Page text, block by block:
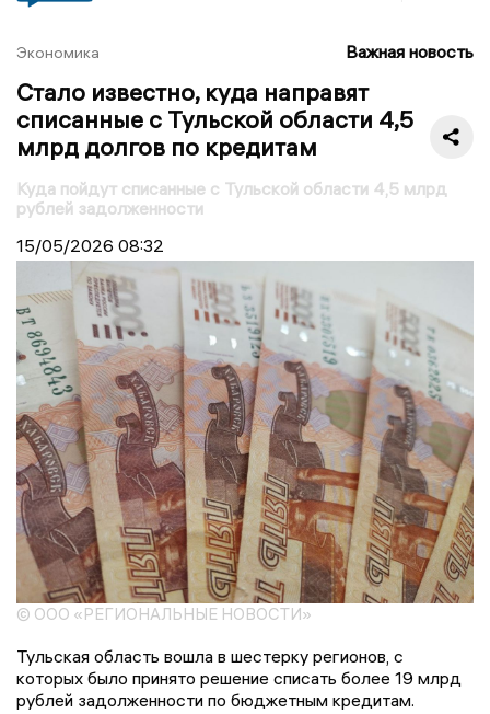
Экономика Важная новость
Стало известно, куда направят
списанные с Тульской области 4,5
млрд долгов по кредитам
Куда пойдут списанные с Тульской области 4,5 млрд
рублей задолженности
15/05/2026 08:32
© ООО «РЕГИОНАЛЬНЫЕ НОВОСТИ»
Тульская область вошла в шестерку регионов, с
которых было принято решение списать более 19 млрд
рублей задолженности по бюджетным кредитам.